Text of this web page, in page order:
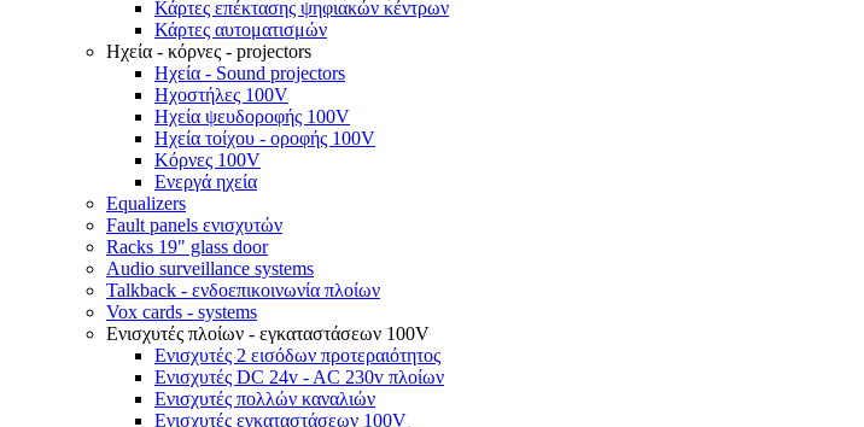
Κάρτες επέκτασης ψηφιακών κέντρων
Κάρτες αυτοματισμών
Ηχεία - κόρνες - projectors
Ηχεία - Sound projectors
Ηχοστήλες 100V
Ηχεία ψευδοροφής 100V
Ηχεία τοίχου - οροφής 100V
Κόρνες 100V
Ενεργά ηχεία
Equalizers
Fault panels ενισχυτών
Racks 19" glass door
Audio surveillance systems
Talkback - ενδοεπικοινωνία πλοίων
Vox cards - systems
Ενισχυτές πλοίων - εγκαταστάσεων 100V
Ενισχυτές 2 εισόδων προτεραιότητος
Ενισχυτές DC 24v - AC 230v πλοίων
Ενισχυτές πολλών καναλιών
Ενισχυτές εγκαταστάσεων 100V